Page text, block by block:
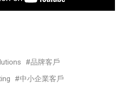
品牌客戶
中小企業客戶